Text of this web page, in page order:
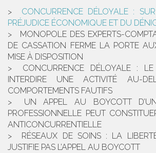
CONCURRENCE DÉLOYALE :
PRÉJUDICE ÉCONOMIQUE ET DU
MONOPOLE DES EXPERTS-
DE CASSATION FERME LA PORTE
MISE À DISPOSITION
CONCURRENCE DÉLOYALE :
INTERDIRE UNE ACTIVITÉ AU-
COMPORTEMENTS FAUTIFS
UN APPEL AU BOYCOTT
PROFESSIONNELLE PEUT
ANTICONCURRENTIELLE
RÉSEAUX DE SOINS : LA
JUSTIFIE PAS L’APPEL AU BOYCOTT